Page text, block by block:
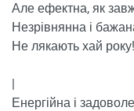
Але ефектна, як
Незрівнянна і
Не лякають хай року!
|
Енергійна і